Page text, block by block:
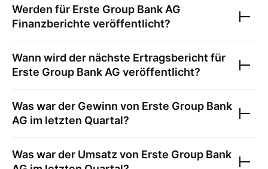
Werden für Erste Group Bank AG
Finanzberichte veröffentlicht?
Wann wird der nächste Ertragsbericht für
Erste Group Bank AG veröffentlicht?
Was war der Gewinn von Erste Group Bank
AG im letzten Quartal?
Was war der Umsatz von Erste Group Bank